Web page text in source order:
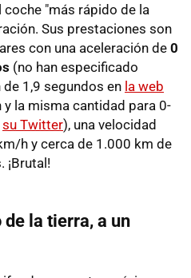
"más rápido de la
Sus prestaciones son
con una aceleración de 0
(no han especificado
1,9 segundos en la web
y la misma cantidad para 0-
su Twitter), una velocidad
h y cerca de 1.000 km de
¡Brutal!
de la tierra, a un